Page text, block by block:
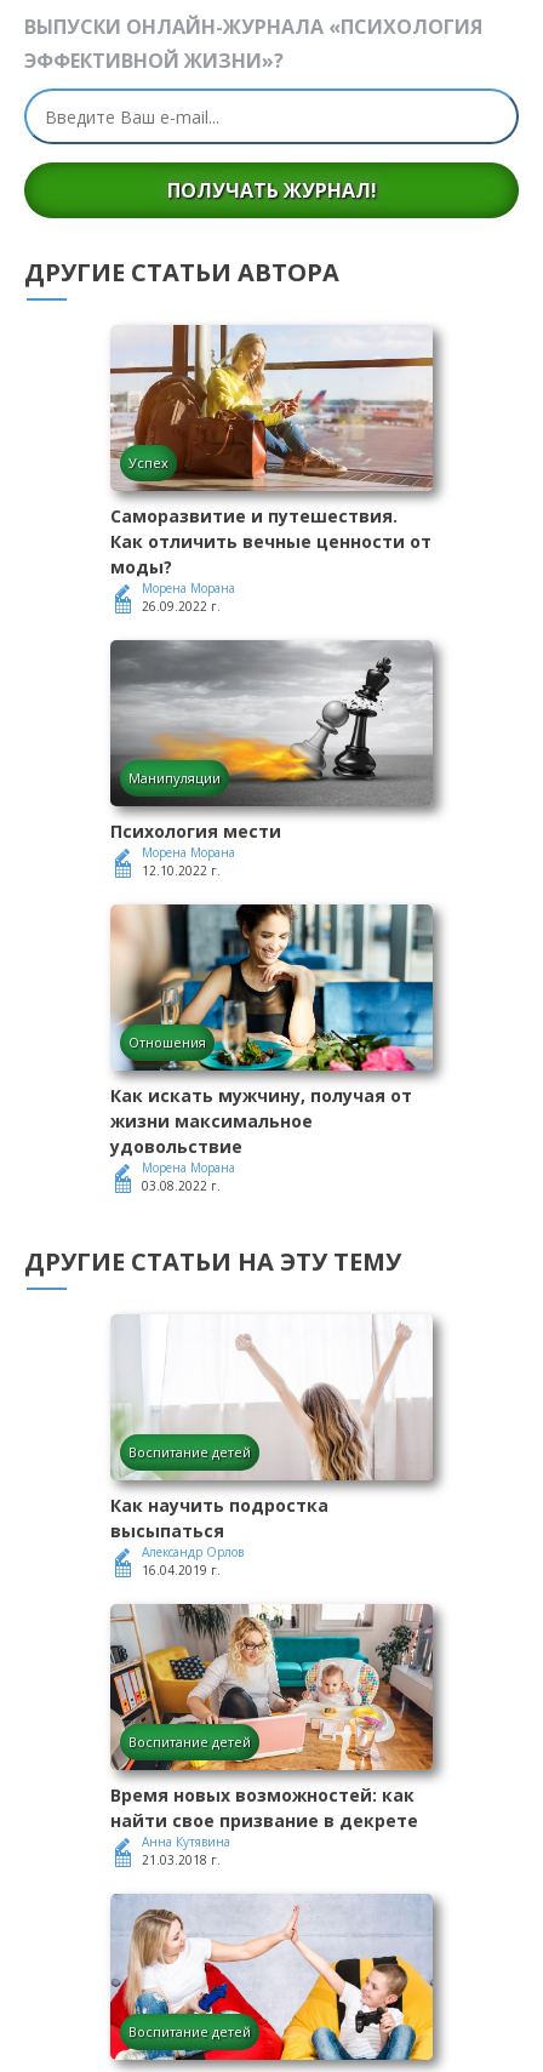
ВЫПУСКИ ОНЛАЙН-ЖУРНАЛА «ПСИХОЛОГИЯ
ЭФФЕКТИВНОЙ ЖИЗНИ»?
ПОЛУЧАТЬ ЖУРНАЛ!
ДРУГИЕ СТАТЬИ АВТОРА
Успех
Саморазвитие и путешествия.
Как отличить вечные ценности от
моды?
Морена Морана
26.09.2022 г.
Манипуляции
Психология мести
Морена Морана
12.10.2022 г.
Отношения
Как искать мужчину, получая от
жизни максимальное
удовольствие
Морена Морана
03.08.2022 г.
ДРУГИЕ СТАТЬИ НА ЭТУ ТЕМУ
Воспитание детей
Как научить подростка
высыпаться
Александр Орлов
16.04.2019 г.
Воспитание детей
Время новых возможностей: как
найти свое призвание в декрете
Анна Кутявина
21.03.2018 г.
Воспитание детей